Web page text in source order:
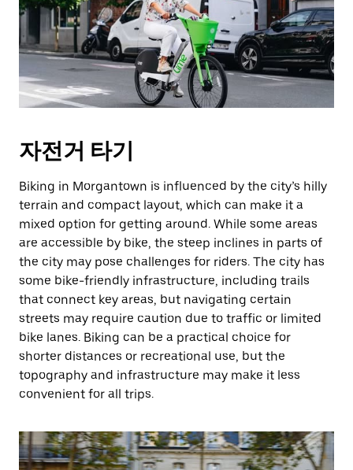
자전거 타기
Biking in Morgantown is influenced by the city’s hilly
terrain and compact layout, which can make it a
mixed option for getting around. While some areas
are accessible by bike, the steep inclines in parts of
the city may pose challenges for riders. The city has
some bike-friendly infrastructure, including trails
that connect key areas, but navigating certain
streets may require caution due to traffic or limited
bike lanes. Biking can be a practical choice for
shorter distances or recreational use, but the
topography and infrastructure may make it less
convenient for all trips.